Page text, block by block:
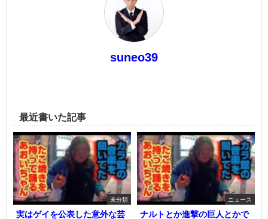
suneo39
最近書いた記事
未分類
実はゲイを公表した意外な芸
ニュース
ナルトとか進撃の巨人とかで